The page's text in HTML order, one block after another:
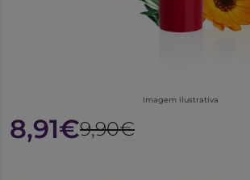
Imagem ilustrativa
8,91€9,90€